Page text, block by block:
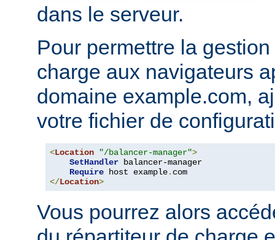
dans le serveur.
Pour permettre la
charge aux navigateurs
domaine example.com,
votre fichier de
<Location "/balancer-manager">
SetHandler balancer-manager
Require host example.
</Location>
Vous pourrez alors